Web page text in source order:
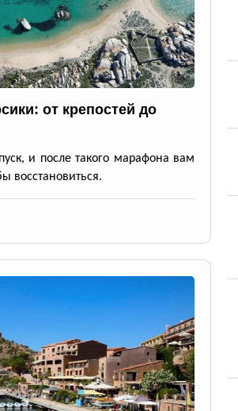
от крепостей до
и после такого марафона вам
восстановиться.